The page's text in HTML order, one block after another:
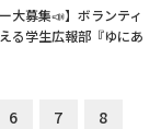
大募集📣】ボランティ
る学生広報部『ゆにあ
6 7
8